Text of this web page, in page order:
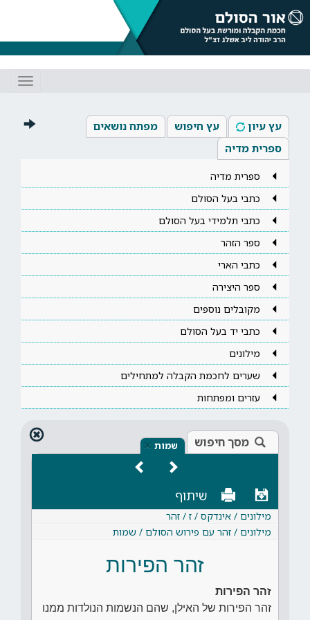
עץ עיון עץ חיפוש
מפתח נושאים
ספרית מדיה
ספרית מדיה
כתבי בעל הסולם
כתבי תלמידי בעל הסולם
ספר הזהר
כתבי הארי
ספר היצירה
מקובלים נוספים
כתבי יד בעל הסולם
מילונים
שערים לחכמת הקבלה למתחילים
עזרים ומפתחות
מסך חיפוש שמות ×
שיתוף
מילונים / אינדקס / ז / זהר
מילונים / זהר עם פירוש הסולם / שמות
זהר הפירות
זהר הפירות
זהר הפירות של האילן, שהם הנשמות הנולדות ממנו